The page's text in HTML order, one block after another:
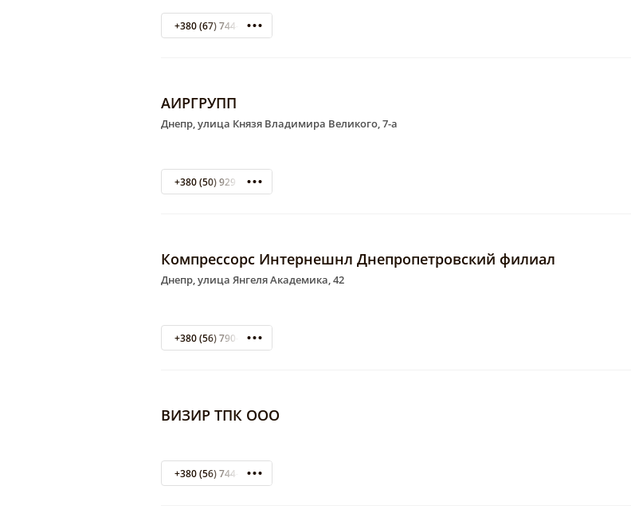
+380 (67) 744-89-69
АИРГРУПП
Днепр, улица Князя Владимира Великого, 7-а
+380 (50) 929 13 11
Компрессорс Интернешнл Днепропетровский филиал
Днепр, улица Янгеля Академика, 42
+380 (56) 790-01-13
ВИЗИР ТПК ООО
+380 (56) 744-97-35